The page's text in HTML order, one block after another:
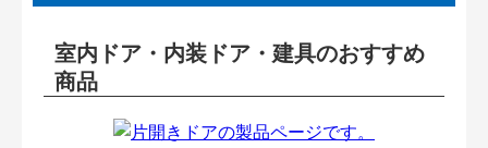
室内ドア・内装ドア・建具のおすすめ
商品